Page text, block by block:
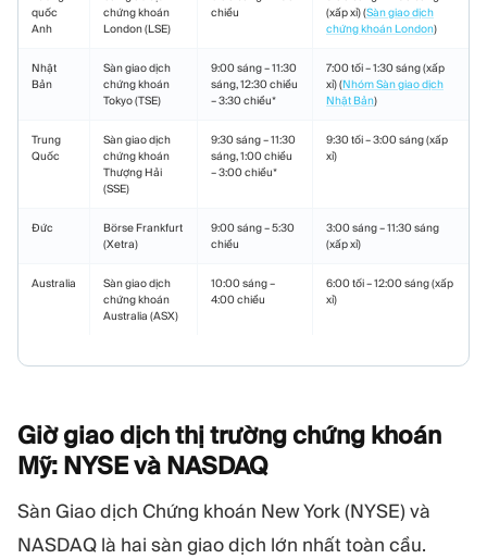
quốc
Anh
chứng khoán
London (LSE)
chiều
(xấp xỉ) (Sàn giao dịch
chứng khoán London)
Nhật
Bản
Sàn giao dịch
chứng khoán
Tokyo (TSE)
9:00 sáng – 11:30
sáng, 12:30 chiều
– 3:30 chiều*
7:00 tối – 1:30 sáng (xấp
xỉ) (Nhóm Sàn giao dịch
Nhật Bản)
Trung
Quốc
Sàn giao dịch
chứng khoán
Thượng Hải
(SSE)
9:30 sáng – 11:30
sáng, 1:00 chiều
– 3:00 chiều*
9:30 tối – 3:00 sáng (xấp
xỉ)
Đức
Börse Frankfurt
(Xetra)
9:00 sáng – 5:30
chiều
3:00 sáng – 11:30 sáng
(xấp xỉ)
Australia
Sàn giao dịch
chứng khoán
Australia (ASX)
10:00 sáng –
4:00 chiều
6:00 tối – 12:00 sáng (xấp
xỉ)
Giờ giao dịch thị trường chứng khoán
Mỹ: NYSE và NASDAQ
Sàn Giao dịch Chứng khoán New York (NYSE) và
NASDAQ là hai sàn giao dịch lớn nhất toàn cầu.